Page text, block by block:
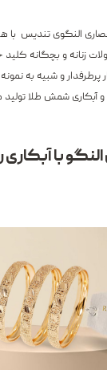
انحصاری النگوی تندیس
محصولات زنانه و بچگانه
پرطرفدار و شبیه به
و آبکاری شمش طلا
با